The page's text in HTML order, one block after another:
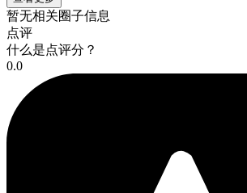
暂无相关圈子信息
点评
什么是点评分？
0.0